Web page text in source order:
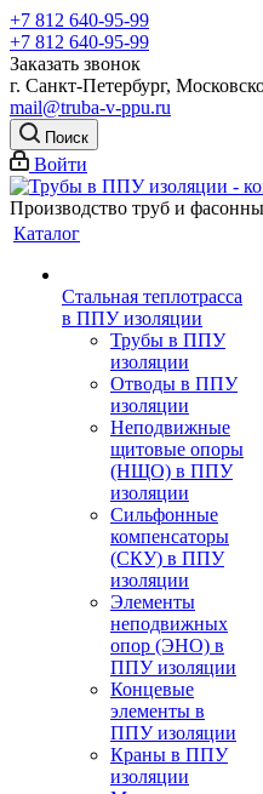
+7 812 640-95-99
+7 812 640-95-99
Заказать звонок
г. Санкт-Петербург,
mail@truba-v-ppu.ru
Поиск
Войти
Производство труб и
Каталог
Стальная теплотрасса
в ППУ изоляции
Трубы в ППУ
изоляции
Отводы в ППУ
изоляции
Неподвижные
щитовые опоры
(НЩО) в ППУ
изоляции
Cильфонные
компенсаторы
(СКУ) в ППУ
изоляции
Элементы
неподвижных
опор (ЭНО) в
ППУ изоляции
Концевые
элементы в
ППУ изоляции
Краны в ППУ
изоляции